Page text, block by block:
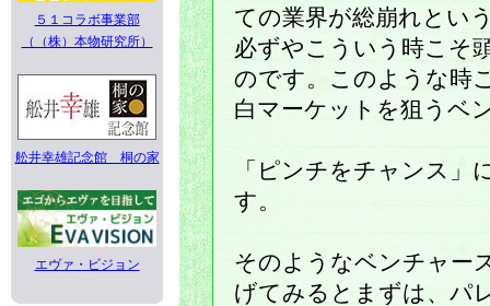
５１コラボ事業部
（（株）本物研究所）
舩井幸雄記念館 桐の家
エヴァ・ビジョン
ての業界が総崩れとい
必ずやこういう時こそ
のです。このような時
白マーケットを狙うベ
「ピンチをチャンス」
す。
そのようなベンチャー
げてみるとまずは、パ